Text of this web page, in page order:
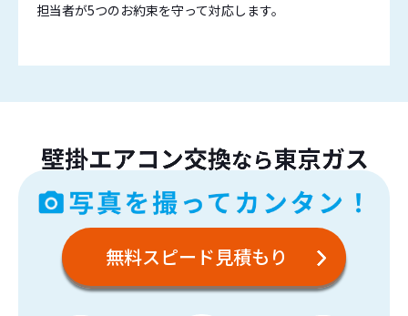
担当者が5つのお約束を守って対応します。​
無料スピード見積もり